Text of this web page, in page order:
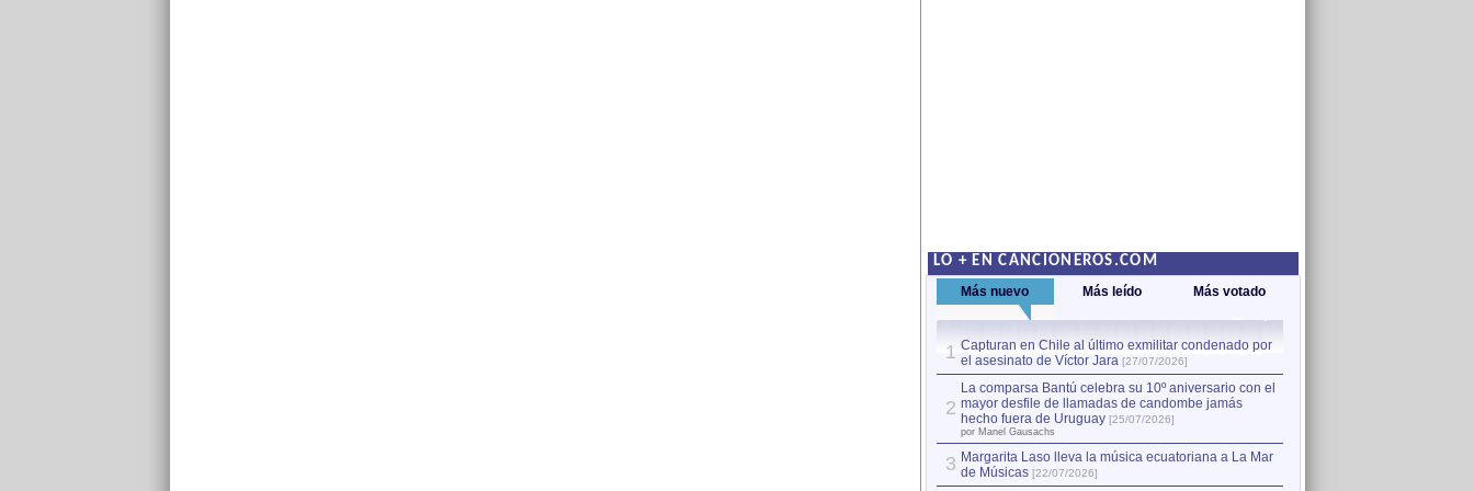
LO + EN CANCIONEROS.COM
Más nuevo Más leído Más votado
1 Capturan en Chile al último exmilitar condenado por
el asesinato de Víctor Jara [27/07/2026]
2
La comparsa Bantú celebra su 10º aniversario con el
mayor desfile de llamadas de candombe jamás
hecho fuera de Uruguay [25/07/2026]
por Manel Gausachs
3 Margarita Laso lleva la música ecuatoriana a La Mar
de Músicas [22/07/2026]